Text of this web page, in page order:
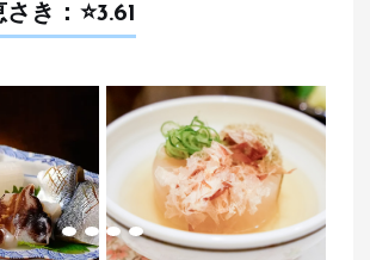
き：⭐️3.61